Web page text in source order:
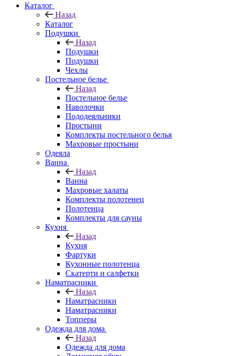
Каталог
Назад
Каталог
Подушки
Назад
Подушки
Подушки
Чехлы
Постельное белье
Назад
Постельное белье
Наволочки
Пододеяльники
Простыни
Комплекты постельного белья
Махровые простыни
Одеяла
Ванна
Назад
Ванна
Махровые халаты
Комплекты полотенец
Полотенца
Комплекты для сауны
Кухня
Назад
Кухня
Фартуки
Кухонные полотенца
Скатерти и салфетки
Наматрасники
Назад
Наматрасники
Наматрасники
Топперы
Одежда для дома
Назад
Одежда для дома